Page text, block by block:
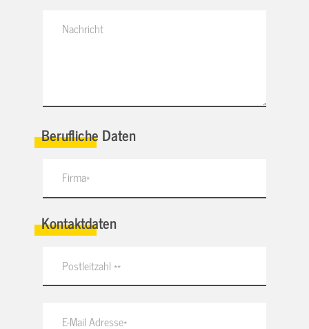
Berufliche Daten
Kontaktdaten